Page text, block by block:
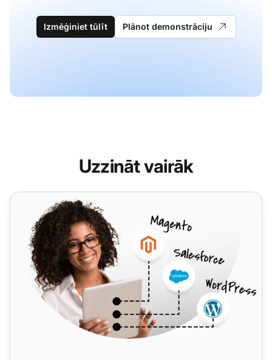
Izmēģiniet tūlīt Plānot demonstrāciju
Uzzināt vairāk
Sipgate